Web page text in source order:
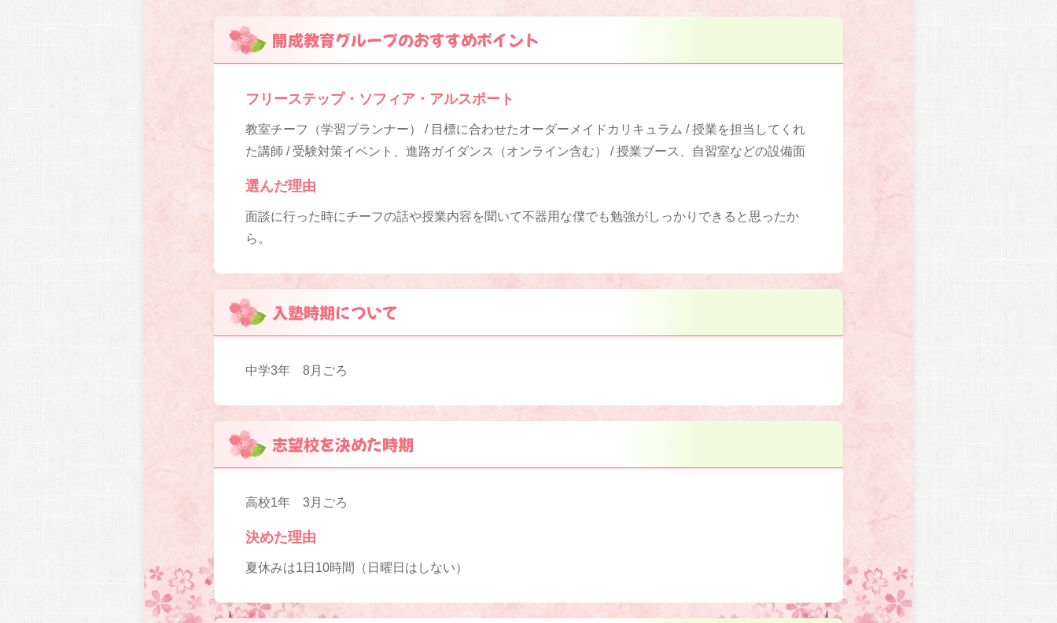
開成教育グループのおすすめポイント
フリーステップ・ソフィア・アルスポート
教室チーフ（学習プランナー） / 目標に合わせたオーダーメイドカリキュラム / 授業を担当してくれ
た講師 / 受験対策イベント、進路ガイダンス（オンライン含む） / 授業ブース、自習室などの設備面
選んだ理由
面談に行った時にチーフの話や授業内容を聞いて不器用な僕でも勉強がしっかりできると思ったか
ら。
入塾時期について
中学3年 8月ごろ
志望校を決めた時期
高校1年 3月ごろ
決めた理由
夏休みは1日10時間（日曜日はしない）